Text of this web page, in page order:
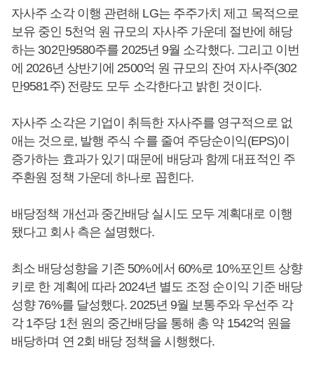
자사주 소각 이행 관련해 LG는 주주가치 제고 목적으로
보유 중인 5천억 원 규모의 자사주 가운데 절반에 해당
하는 302만9580주를 2025년 9월 소각했다. 그리고 이번
에 2026년 상반기에 2500억 원 규모의 잔여 자사주(302
만9581주) 전량도 모두 소각한다고 밝힌 것이다.
자사주 소각은 기업이 취득한 자사주를 영구적으로 없
애는 것으로, 발행 주식 수를 줄여 주당순이익(EPS)이
증가하는 효과가 있기 때문에 배당과 함께 대표적인 주
주환원 정책 가운데 하나로 꼽힌다.
배당정책 개선과 중간배당 실시도 모두 계획대로 이행
됐다고 회사 측은 설명했다.
최소 배당성향을 기존 50%에서 60%로 10%포인트 상향
키로 한 계획에 따라 2024년 별도 조정 순이익 기준 배당
성향 76%를 달성했다. 2025년 9월 보통주와 우선주 각
각 1주당 1천 원의 중간배당을 통해 총 약 1542억 원을
배당하며 연 2회 배당 정책을 시행했다.